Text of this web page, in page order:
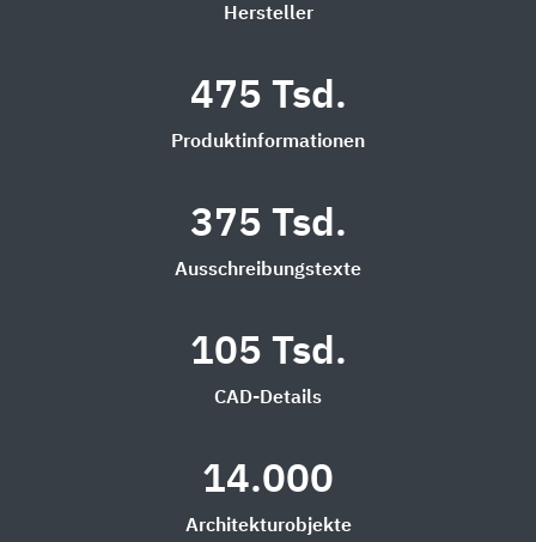
Hersteller
475 Tsd.
Produktinformationen
375 Tsd.
Ausschreibungstexte
105 Tsd.
CAD-Details
14.000
Architekturobjekte